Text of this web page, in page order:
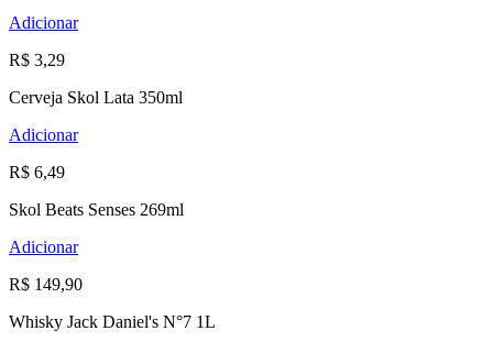
Adicionar
R$ 3,29
Cerveja Skol Lata 350ml
Adicionar
R$ 6,49
Skol Beats Senses 269ml
Adicionar
R$ 149,90
Whisky Jack Daniel's N°7 1L